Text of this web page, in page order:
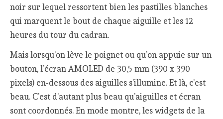
noir sur lequel ressortent bien les pastilles blanches
qui marquent le bout de chaque aiguille et les 12
heures du tour du cadran.
Mais lorsqu’on lève le poignet ou qu’on appuie sur un
bouton, l’écran AMOLED de 30,5 mm (390 x 390
pixels) en-dessous des aiguilles s’illumine. Et là, c’est
beau. C’est d’autant plus beau qu’aiguilles et écran
sont coordonnés. En mode montre, les widgets de la